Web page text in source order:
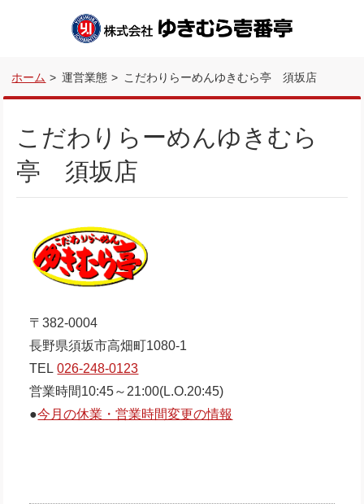
ホーム 運営業態 こだわりらーめんゆきむら亭 須坂店
こだわりらーめんゆきむら
亭 須坂店
〒382-0004
長野県須坂市高畑町1080-1
TEL026-248-0123
営業時間10:45～21:00(L.O.20:45)
●今月の休業・営業時間変更の情報